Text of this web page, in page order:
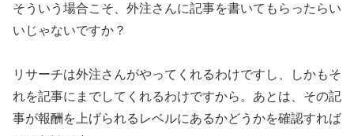
そういう場合こそ、外注さんに記事を書いてもらったらい
いじゃないですか？
リサーチは外注さんがやってくれるわけですし、しかもそ
れを記事にまでしてくれるわけですから。あとは、その記
事が報酬を上げられるレベルにあるかどうかを確認すれば